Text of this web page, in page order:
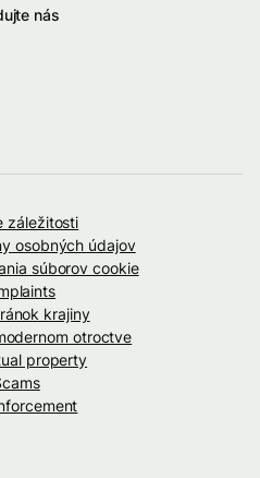
nás
záležitosti
osobných údajov
súborov cookie
krajiny
otroctve
property